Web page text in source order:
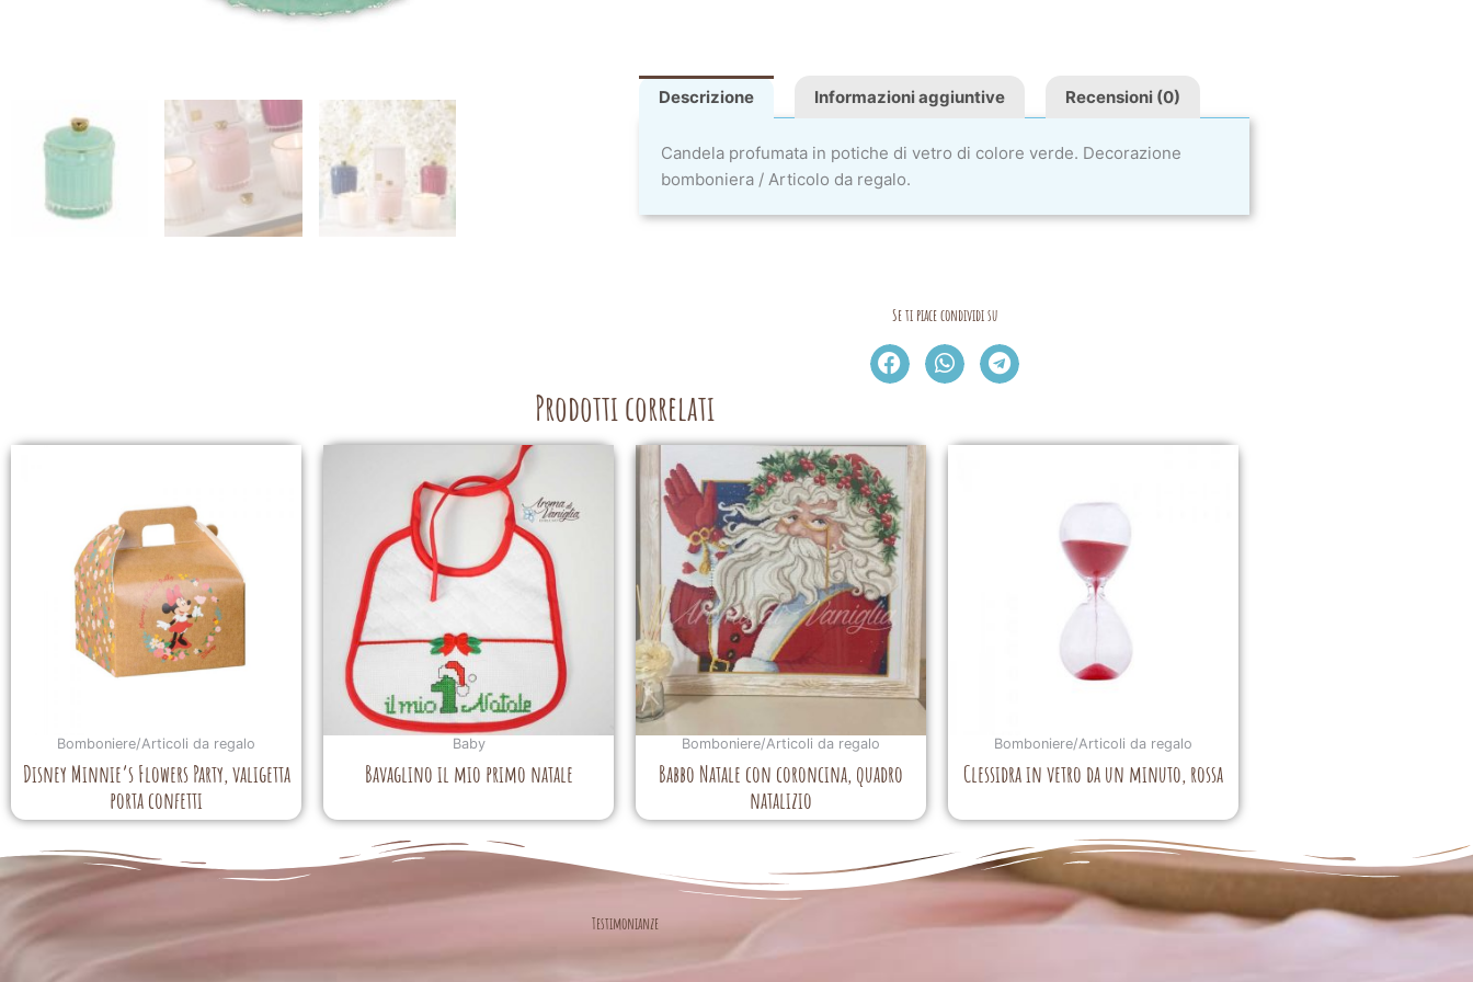
Descrizione Informazioni aggiuntive Recensioni (0)
Candela profumata in potiche di vetro di colore verde. Decorazione
bomboniera / Articolo da regalo.
Se ti piace condividi su
Prodotti correlati
Bomboniere/Articoli da regalo
Disney Minnie’s Flowers Party, valigetta
porta confetti
Baby
Bavaglino il mio primo natale
Bomboniere/Articoli da regalo
Babbo Natale con coroncina, quadro
natalizio
Bomboniere/Articoli da regalo
Clessidra in vetro da un minuto, rossa
Testimonianze